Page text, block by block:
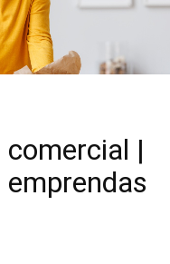
|
emprendas